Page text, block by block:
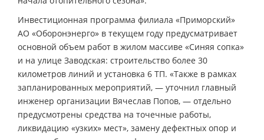
Инвестиционная программа филиала «Приморский»
АО «Оборонэнерго» в текущем году предусматривает
основной объем работ в жилом массиве «Синяя сопка»
и на улице Заводская: строительство более 30
километров линий и установка 6 ТП. «Также в рамках
запланированных мероприятий, — уточнил главный
инженер организации Вячеслав Попов, — отдельно
предусмотрены средства на точечные работы,
ликвидацию «узких» мест», замену дефектных опор и